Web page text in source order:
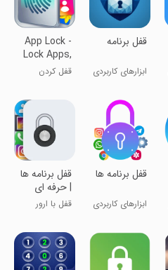
قفل برنامه
ابزارهای کاربردی
App Lock -
Lock Apps,
Password
قفل کردن
قفل برنامه ها
ابزارهای کاربردی
قفل برنامه ها
| حرفه ای
قفل با ارور